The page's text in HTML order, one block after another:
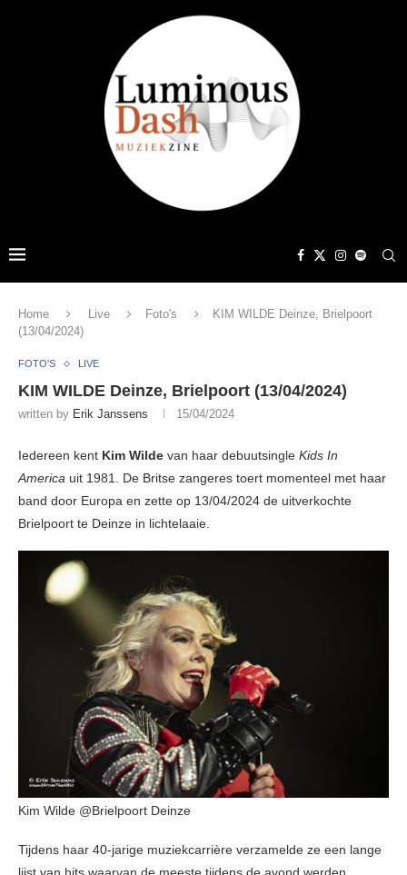
Home Live Foto's
KIM WILDE Deinze, Brielpoort
(13/04/2024)
FOTO'S LIVE
KIM WILDE Deinze, Brielpoort (13/04/2024)
written by Erik Janssens 15/04/2024
Iedereen kent Kim Wilde van haar debuutsingle Kids In
America uit 1981. De Britse zangeres toert momenteel met haar
band door Europa en zette op 13/04/2024 de uitverkochte
Brielpoort te Deinze in lichtelaaie.
Kim Wilde @Brielpoort Deinze
Tijdens haar 40-jarige muziekcarrière verzamelde ze een lange